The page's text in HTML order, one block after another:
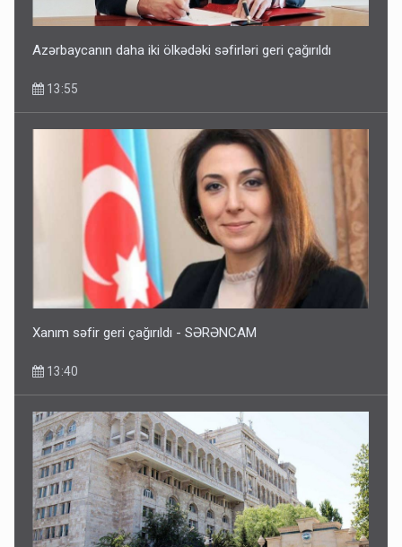
Azərbaycanın daha iki ölkədəki səfirləri geri çağırıldı
13:55
Xanım səfir geri çağırıldı - SƏRƏNCAM
13:40